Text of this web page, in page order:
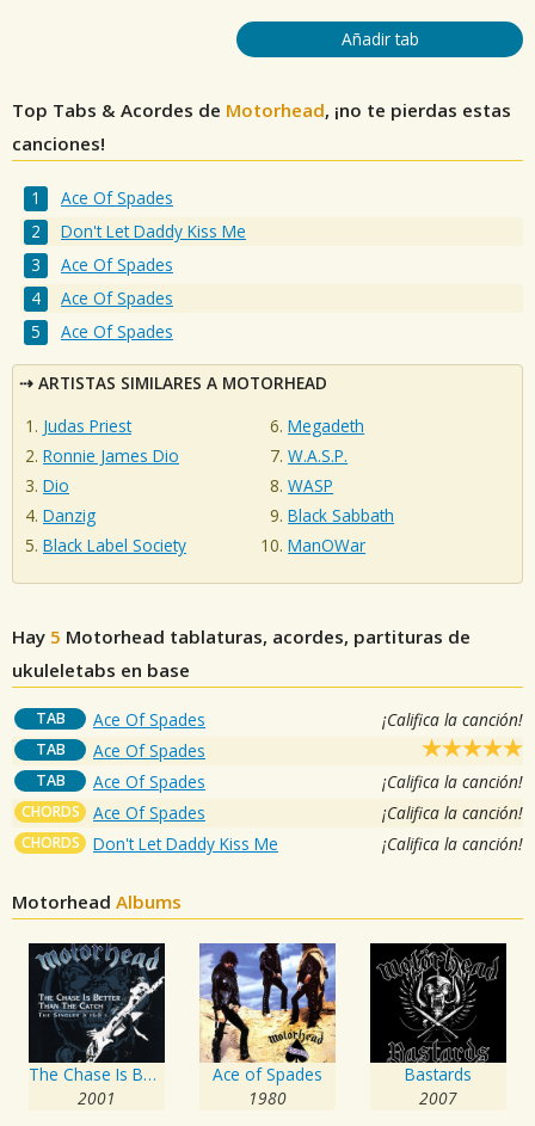
Añadir tab
Top Tabs & Acordes de Motorhead, ¡no te pierdas estas
canciones!
Ace Of Spades
Don't Let Daddy Kiss Me
Ace Of Spades
Ace Of Spades
Ace Of Spades
ARTISTAS SIMILARES A MOTORHEAD
Judas Priest
Ronnie James Dio
Dio
Danzig
Black Label Society
Megadeth
W.A.S.P.
WASP
Black Sabbath
ManOWar
Hay 5 Motorhead tablaturas, acordes, partituras de
ukuleletabs en base
TAB Ace Of Spades ¡Califica la canción!
TAB Ace Of Spades
TAB Ace Of Spades ¡Califica la canción!
CHORDS Ace Of Spades ¡Califica la canción!
CHORDS Don't Let Daddy Kiss Me ¡Califica la canción!
Motorhead Albums
The Chase Is Better Than the Catch - The Singles A's & B's
2001
Ace of Spades
1980
Bastards
2007